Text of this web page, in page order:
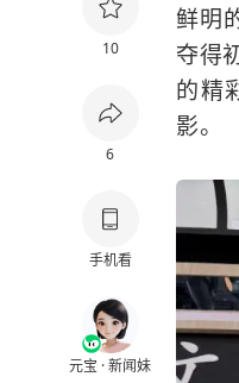
10
6
手机看
元宝 · 新闻妹
鲜明
夺得
的精
影。